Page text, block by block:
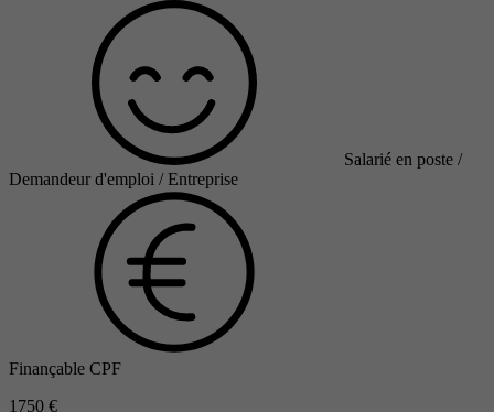
Salarié en poste /
Demandeur d'emploi / Entreprise
Finançable CPF
1750 €